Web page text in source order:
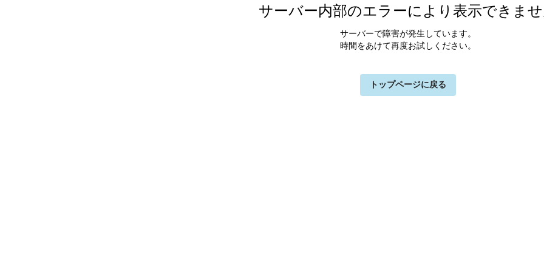
サーバー内部のエラーにより表示できま
サーバーで障害が発生しています。
時間をあけて再度お試しください。
トップページに戻る